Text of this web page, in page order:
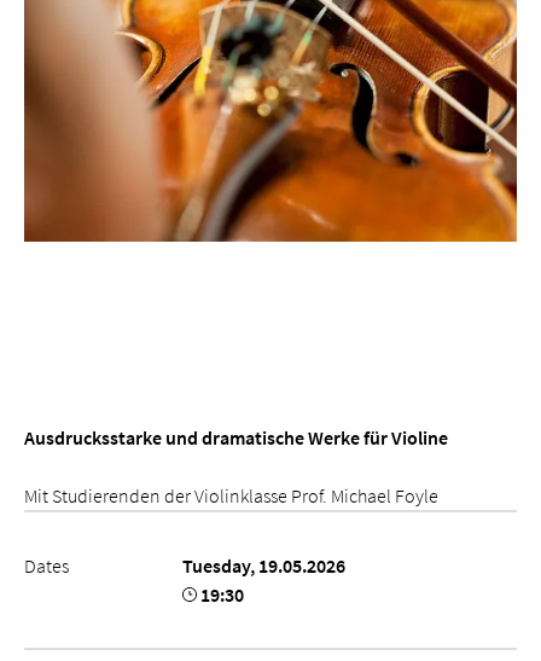
Ausdrucksstarke und dramatische Werke für Violine
Mit Studierenden der Violinklasse Prof. Michael Foyle
Dates
Tuesday, 19.05.2026
19:30